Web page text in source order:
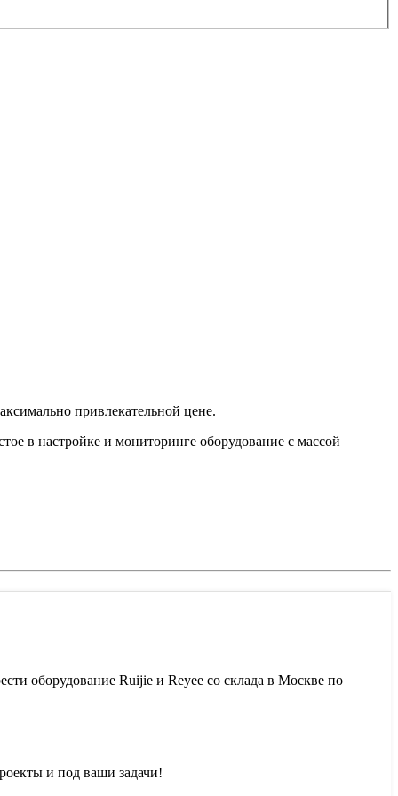
привлекательной цене.
в настройке и мониторинге оборудование с массой
оборудование Ruijie и Reyee со склада в Москве по
и под ваши задачи!